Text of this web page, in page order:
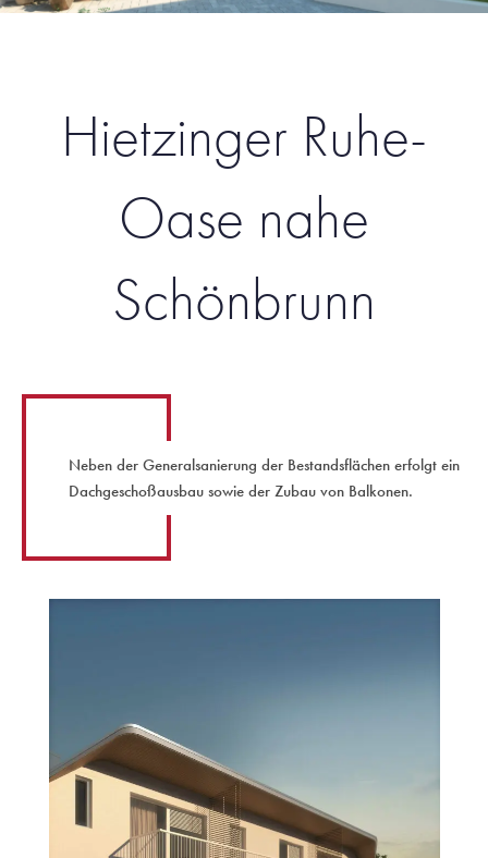
Hietzinger Ruhe-
Oase nahe
Schönbrunn
Neben der Generalsanierung der Bestandsflächen erfolgt ein
Dachgeschoßausbau sowie der Zubau von Balkonen.